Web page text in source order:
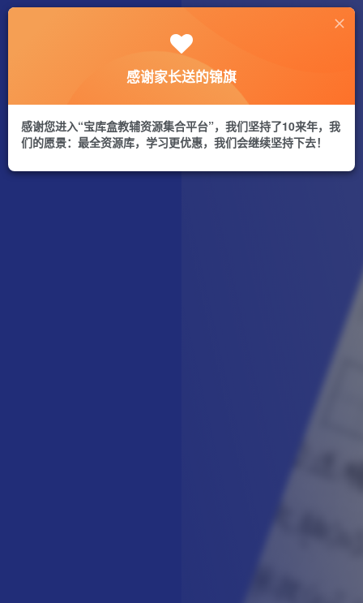
感谢家长送的锦旗
感谢您进入“宝库盒教辅资源集合平台”，我们坚持了10来年，我
们的愿景：最全资源库，学习更优惠，我们会继续坚持下去！